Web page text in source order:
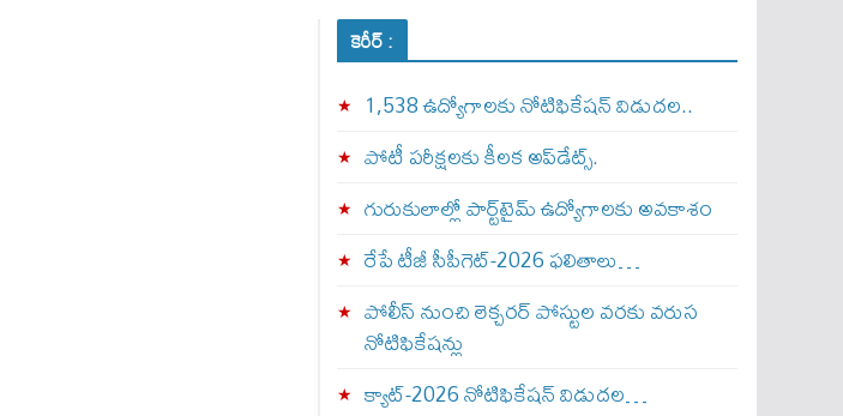
కెరీర్ :
1,538 ఉద్యోగాలకు నోటిఫికేషన్ విడుదల..
పోటీ పరీక్షలకు కీలక అప్‌డేట్స్.
గురుకులాల్లో పార్ట్‌టైమ్ ఉద్యోగాలకు అవకాశం
రేపే టీజీ సీపీగెట్‌-2026 ఫలితాలు…
పోలీస్ నుంచి లెక్చరర్ పోస్టుల వరకు వరుస
నోటిఫికేషన్లు
క్యాట్-2026 నోటిఫికేషన్ విడుదల…